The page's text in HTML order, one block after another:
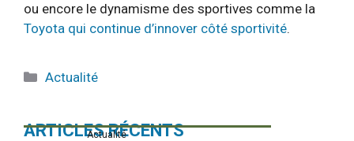
ou encore le dynamisme des sportives comme la
Toyota qui continue d’innover côté sportivité.
Catégories
Actualité
ARTICLES RÉCENTS
Actualité